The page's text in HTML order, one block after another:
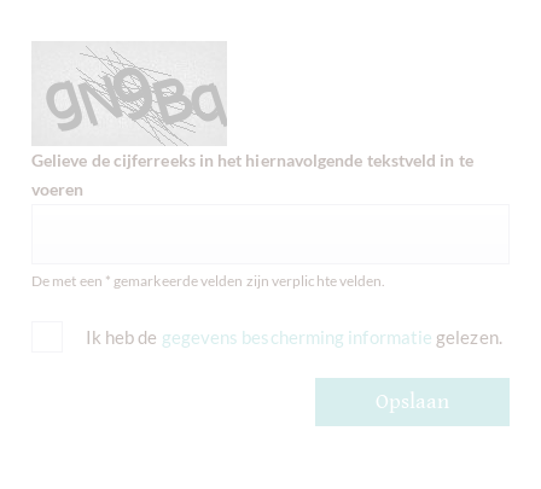
Gelieve de cijferreeks in het hiernavolgende tekstveld in te
voeren
De met een * gemarkeerde velden zijn verplichte velden.
Ik heb de gegevens bescherming informatie gelezen.
Opslaan